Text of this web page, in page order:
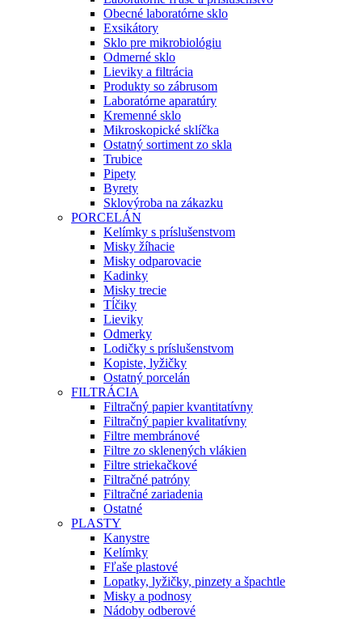
Obecné laboratórne sklo
Exsikátory
Sklo pre mikrobiológiu
Odmerné sklo
Lieviky a filtrácia
Produkty so zábrusom
Laboratórne aparatúry
Kremenné sklo
Mikroskopické sklíčka
Ostatný sortiment zo skla
Trubice
Pipety
Byrety
Sklovýroba na zákazku
PORCELÁN
Kelímky s príslušenstvom
Misky žíhacie
Misky odparovacie
Kadinky
Misky trecie
Tĺčiky
Lieviky
Odmerky
Lodičky s príslušenstvom
Kopiste, lyžičky
Ostatný porcelán
FILTRÁCIA
Filtračný papier kvantitatívny
Filtračný papier kvalitatívny
Filtre membránové
Filtre zo sklenených vlákien
Filtre striekačkové
Filtračné patróny
Filtračné zariadenia
Ostatné
PLASTY
Kanystre
Kelímky
Fľaše plastové
Lopatky, lyžičky, pinzety a špachtle
Misky a podnosy
Nádoby odberové